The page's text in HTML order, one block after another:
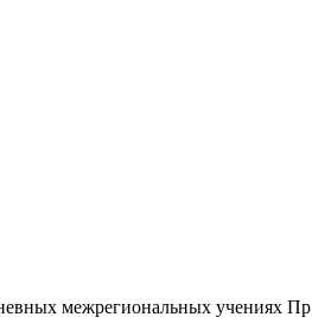
межрегиональных учениях Пр